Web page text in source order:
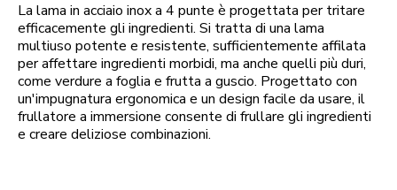
La lama in acciaio inox a 4 punte è progettata per tritare
efficacemente gli ingredienti. Si tratta di una lama
multiuso potente e resistente, sufficientemente affilata
per affettare ingredienti morbidi, ma anche quelli più duri,
come verdure a foglia e frutta a guscio. Progettato con
un'impugnatura ergonomica e un design facile da usare, il
frullatore a immersione consente di frullare gli ingredienti
e creare deliziose combinazioni.